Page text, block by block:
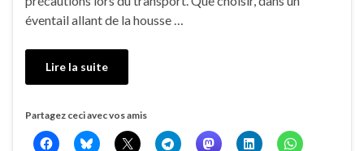
éventail allant de la housse …
Lire la suite
Partagez ceci avec vos amis